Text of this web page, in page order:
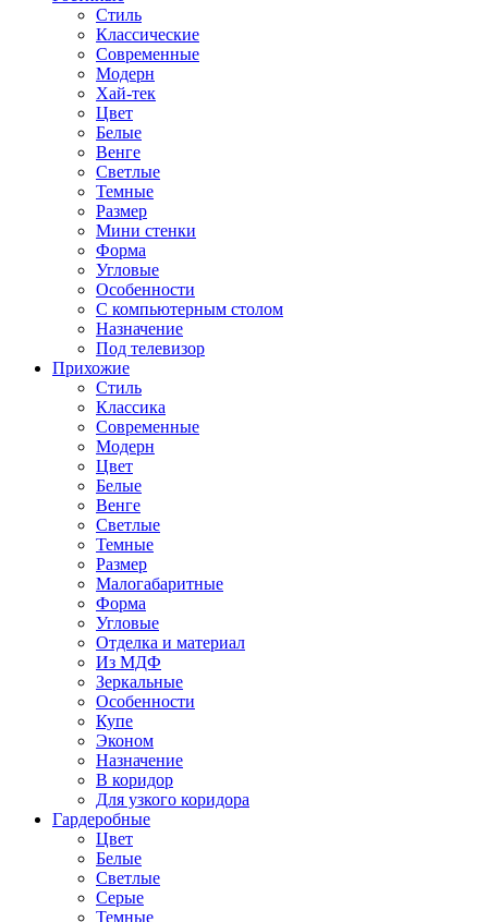
Стиль
Классические
Современные
Модерн
Хай-тек
Цвет
Белые
Венге
Светлые
Темные
Размер
Мини стенки
Форма
Угловые
Особенности
С компьютерным столом
Назначение
Под телевизор
Прихожие
Стиль
Классика
Современные
Модерн
Цвет
Белые
Венге
Светлые
Темные
Размер
Малогабаритные
Форма
Угловые
Отделка и материал
Из МДФ
Зеркальные
Особенности
Купе
Эконом
Назначение
В коридор
Для узкого коридора
Гардеробные
Цвет
Белые
Светлые
Серые
Темные